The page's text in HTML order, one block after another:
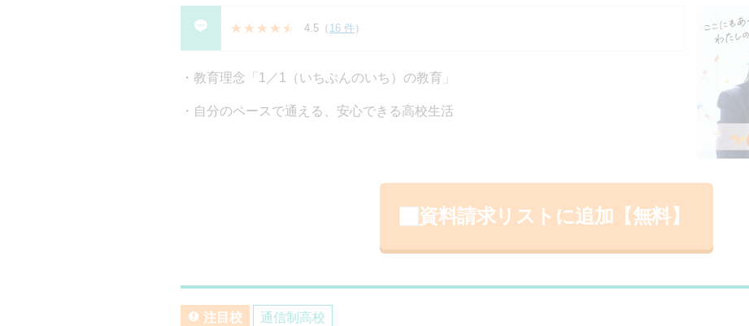
4.5 （ 16 件）
教育理念「1／1（いちぶんのいち）の教育」
自分のペースで通える、安心できる高校生活
資料請求リストに追加【無料】
注目校 通信制高校